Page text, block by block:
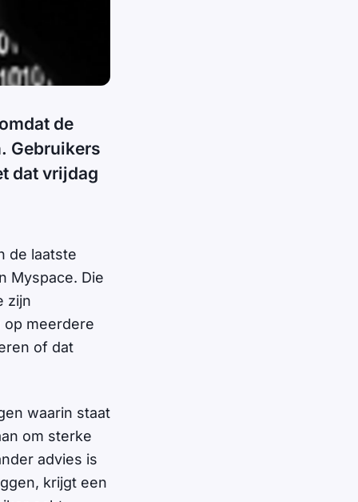
de
Gebruikers
dat vrijdag
de laatste
Myspace. Die
zijn
op meerdere
of dat
waarin staat
om sterke
advies is
krijgt een